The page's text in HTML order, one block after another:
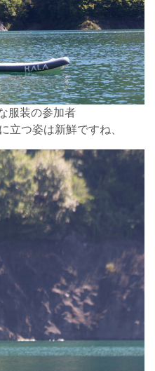
服装の参加者
立つ姿は新鮮ですね、